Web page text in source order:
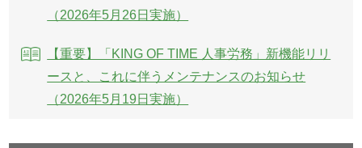
（2026年5月26日実施）
【重要】「KING OF TIME 人事労務」新機能リリ
ースと、これに伴うメンテナンスのお知らせ
（2026年5月19日実施）